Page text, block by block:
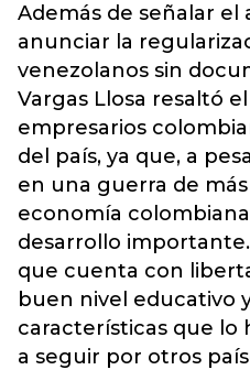
Además de señalar el
anunciar la
venezolanos sin
Vargas Llosa resaltó
empresarios
del país, ya que, a
en una guerra de
economía
desarrollo
que cuenta con
buen nivel educativo
características que lo
a seguir por otros